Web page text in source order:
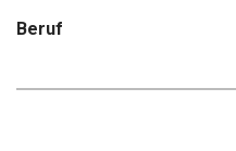
Beruf